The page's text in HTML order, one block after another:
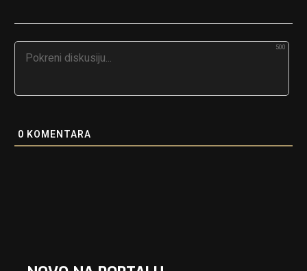
500
0 KOMENTARA